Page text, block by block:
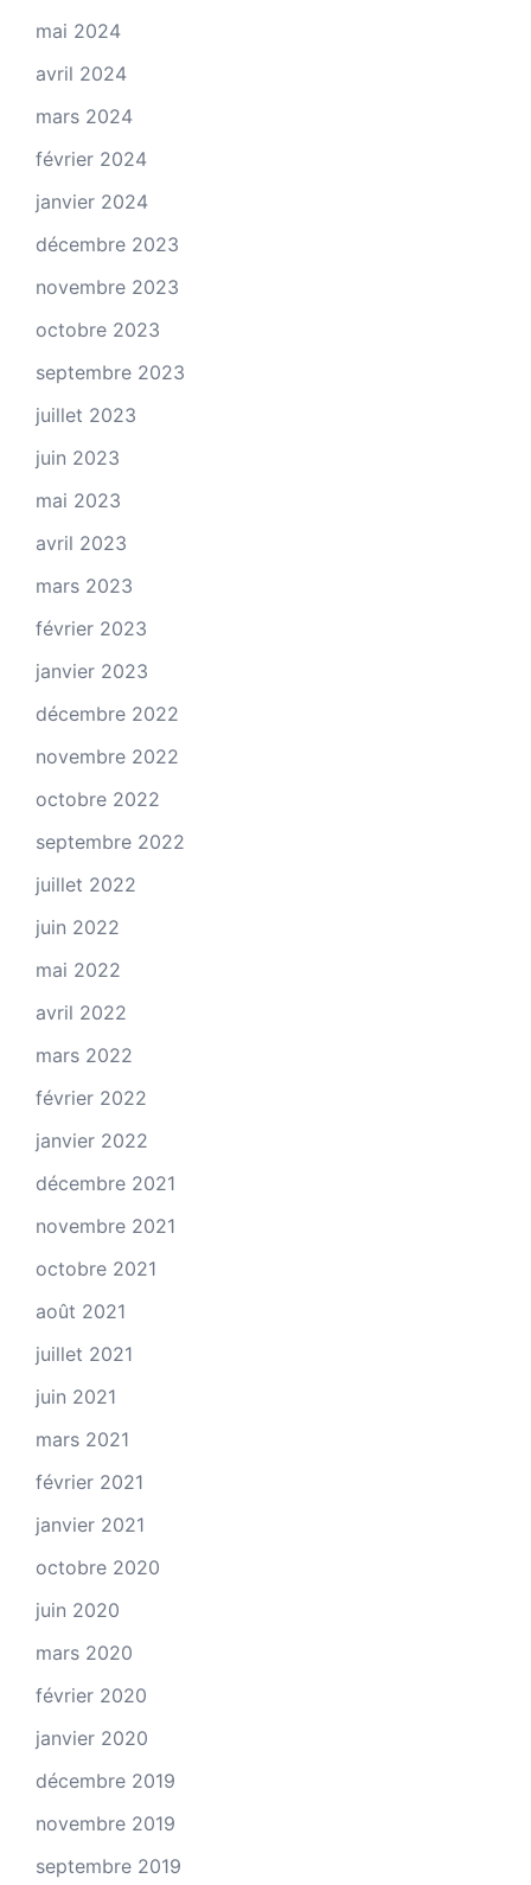
mai 2024
avril 2024
mars 2024
février 2024
janvier 2024
décembre 2023
novembre 2023
octobre 2023
septembre 2023
juillet 2023
juin 2023
mai 2023
avril 2023
mars 2023
février 2023
janvier 2023
décembre 2022
novembre 2022
octobre 2022
septembre 2022
juillet 2022
juin 2022
mai 2022
avril 2022
mars 2022
février 2022
janvier 2022
décembre 2021
novembre 2021
octobre 2021
août 2021
juillet 2021
juin 2021
mars 2021
février 2021
janvier 2021
octobre 2020
juin 2020
mars 2020
février 2020
janvier 2020
décembre 2019
novembre 2019
septembre 2019